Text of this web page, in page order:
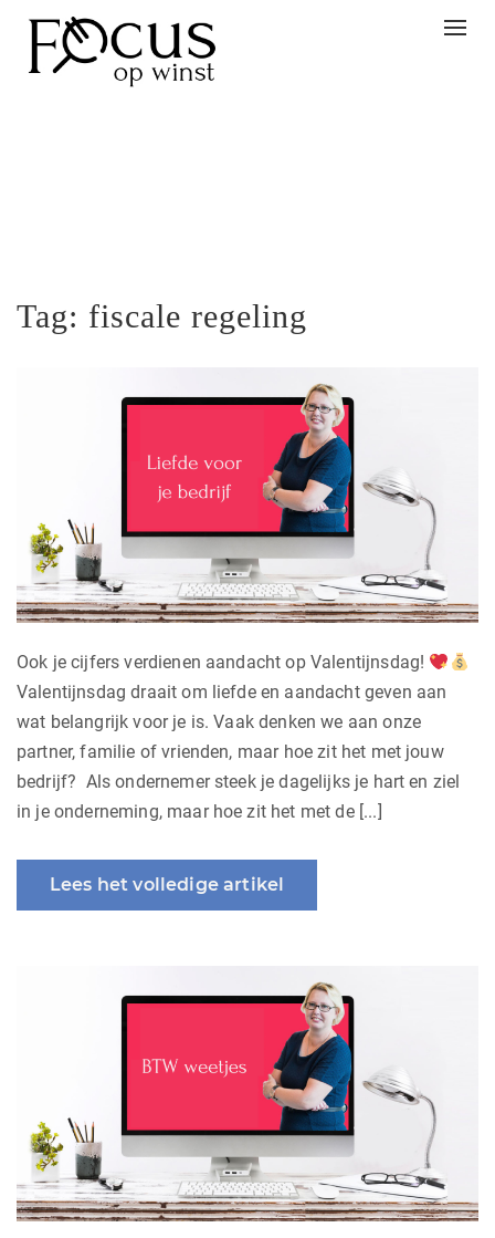
Tag: fiscale regeling
Ook je cijfers verdienen aandacht op Valentijnsdag!
Valentijnsdag draait om liefde en aandacht geven aan
wat belangrijk voor je is. Vaak denken we aan onze
partner, familie of vrienden, maar hoe zit het met jouw
bedrijf? Als ondernemer steek je dagelijks je hart en ziel
in je onderneming, maar hoe zit het met de [...]
Lees het volledige artikel